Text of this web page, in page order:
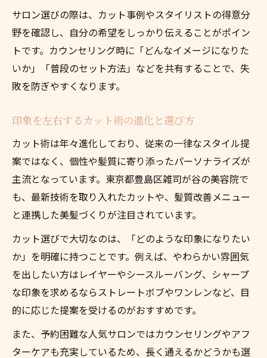
サロン選びの際は、カット事例やスタイリストの得意分
野を確認し、自分の希望をしっかり伝えることがポイン
トです。カウンセリング時に「どんなイメージになりた
いか」「普段のセット方法」などを共有することで、失
敗を防ぎやすくなります。
印象を左右するカット術の進化と選び方
カット術は年々進化しており、従来の一律なスタイル提
案ではなく、個性や髪質に寄り添ったパーソナライズが
主流となっています。東京都豊島区雑司が谷の美容院で
も、最新技術を取り入れたカットや、髪質改善メニュー
と連携した美髪づくりが注目されています。
カット選びで大切なのは、「どのような印象になりたい
か」を明確に持つことです。例えば、やわらかい雰囲気
を出したい方はレイヤーやシースルーバング、シャープ
な印象を求めるならストレートボブやワンレンなど、目
的に応じた提案を受けるのがおすすめです。
また、予約困難な人気サロンではカウンセリングやアフ
ターケアも充実しているため、長く通えるかどうかも選